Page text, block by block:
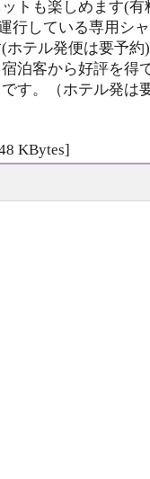
ットも楽しめま
行している専用シ
テル発便は要予
泊客から好評を得
す。（ホテル発は
KBytes]